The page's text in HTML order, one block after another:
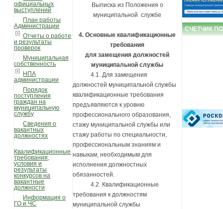
официальных
выступлений
План работы
Администрации
Отчеты о работе
и результаты
проверок
Муниципальная
собственность
НПА
администрации
Порядок
поступления
граждан на
муниципальную
службу
Сведения о
вакантных
должностях
Квалификационные
требования,
условия и
результаты
конкурсов на
вакантные
должности
Информация о
ГО и ЧС
Выписка из Положения о
муниципальной службе
4. Основные квалификационные
требования
для замещения должностей
муниципальной службы
4.1. Для замещения
должностей муниципальной службы
квалификационные требования
предъявляются к уровню
профессионального образования,
стажу муниципальной службы или
стажу работы по специальности,
профессиональным знаниям и
навыкам, необходимым для
исполнения должностных
обязанностей.
4.2. Квалификационные
требования к должностям
муниципальной службы
СЧЕТЧИК